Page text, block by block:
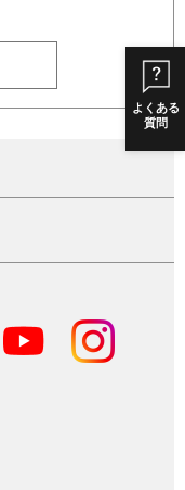
よくある
質問